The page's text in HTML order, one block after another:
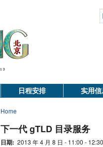
日程安排 实用
Home
下一代 gTLD 目录服务
日期: 2013 年 4 月 8 日 - 11:00 - 12:30